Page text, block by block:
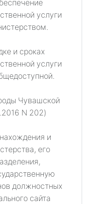
услуги
и сроках
услуги
Чувашской
N 202)
и
его
должностных
сайта